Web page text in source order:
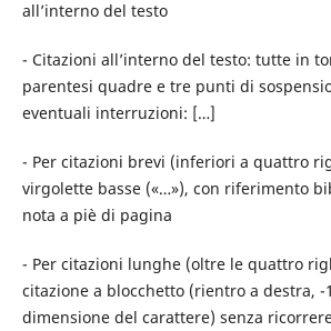
all’interno del testo
- Citazioni all’interno del testo: tutte in
parentesi quadre e tre punti di
eventuali interruzioni: […]
- Per citazioni brevi (inferiori a quattro
virgolette basse («…»), con riferimento
nota a piè di pagina
- Per citazioni lunghe (oltre le quattro
citazione a blocchetto (rientro a destra, -
dimensione del carattere) senza